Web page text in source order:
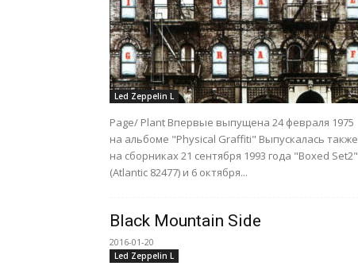
Led Zeppelin L
Page/ Plant Впервые выпущена 24 февраля 1975
на альбоме "Physical Graffiti" Выпускалась также
на сборниках 21 сентября 1993 года "Boxed Set2"
(Atlantic 82477) и 6 октября...
Black Mountain Side
2016-01-20
Led Zeppelin L